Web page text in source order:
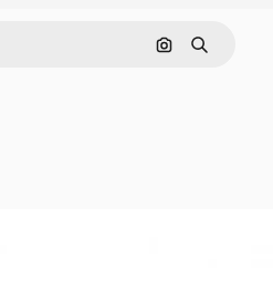
SzukajSzukaj